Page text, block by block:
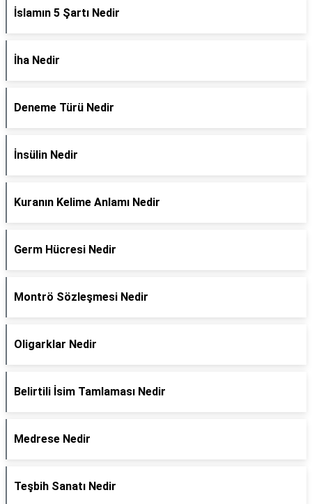
İslamın 5 Şartı Nedir
İha Nedir
Deneme Türü Nedir
İnsülin Nedir
Kuranın Kelime Anlamı Nedir
Germ Hücresi Nedir
Montrö Sözleşmesi Nedir
Oligarklar Nedir
Belirtili İsim Tamlaması Nedir
Medrese Nedir
Teşbih Sanatı Nedir